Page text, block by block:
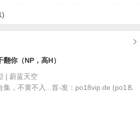

翻你（NP，高H）
| 蔚蓝天空
集，不黄不入...首-发：po18vip.de (po1⒏